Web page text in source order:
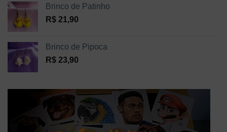
Brinco de Patinho
R$ 21,90
Brinco de Pipoca
R$ 23,90